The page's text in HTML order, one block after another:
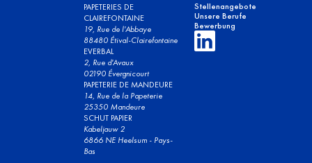
PAPETERIES DE
CLAIREFONTAINE
19, Rue de l'Abbaye
88480 Étival-Clairefontaine
EVERBAL
2, Rue d'Avaux
02190 Évergnicourt
PAPETERIE DE MANDEURE
14, Rue de la Papeterie
25350 Mandeure
SCHUT PAPIER
Kabeljauw 2
6866 NE Heelsum - Pays-
Bas
Stellenangebote
Unsere Berufe
Bewerbung